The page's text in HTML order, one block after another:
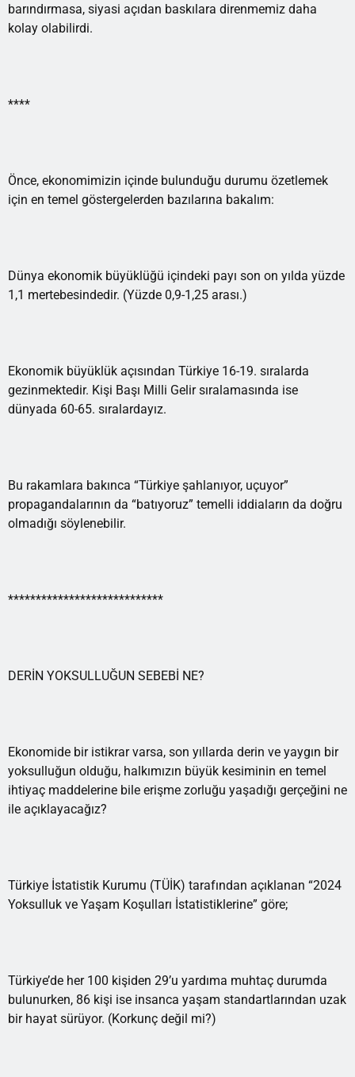
barındırmasa, siyasi açıdan baskılara direnmemiz daha
kolay olabilirdi.
****
Önce, ekonomimizin içinde bulunduğu durumu özetlemek
için en temel göstergelerden bazılarına bakalım:
Dünya ekonomik büyüklüğü içindeki payı son on yılda yüzde
1,1 mertebesindedir. (Yüzde 0,9-1,25 arası.)
Ekonomik büyüklük açısından Türkiye 16-19. sıralarda
gezinmektedir. Kişi Başı Milli Gelir sıralamasında ise
dünyada 60-65. sıralardayız.
Bu rakamlara bakınca “Türkiye şahlanıyor, uçuyor”
propagandalarının da “batıyoruz” temelli iddiaların da doğru
olmadığı söylenebilir.
****************************
DERİN YOKSULLUĞUN SEBEBİ NE?
Ekonomide bir istikrar varsa, son yıllarda derin ve yaygın bir
yoksulluğun olduğu, halkımızın büyük kesiminin en temel
ihtiyaç maddelerine bile erişme zorluğu yaşadığı gerçeğini ne
ile açıklayacağız?
Türkiye İstatistik Kurumu (TÜİK) tarafından açıklanan “2024
Yoksulluk ve Yaşam Koşulları İstatistiklerine” göre;
Türkiye’de her 100 kişiden 29’u yardıma muhtaç durumda
bulunurken, 86 kişi ise insanca yaşam standartlarından uzak
bir hayat sürüyor. (Korkunç değil mi?)